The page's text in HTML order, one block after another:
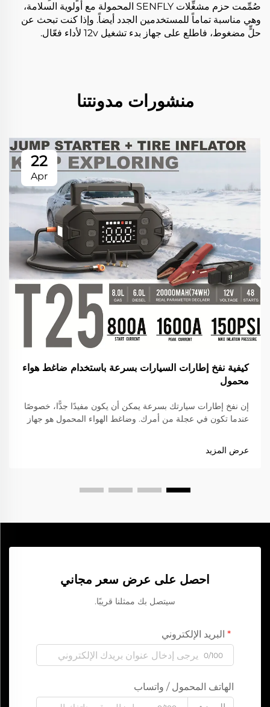
صُمِّمت حزم مشغِّلات SENFLY المحمولة مع أولوية السلامة،
وهي مناسبة تماماً للمستخدمين الجدد أيضاً. وإذا كنت تبحث عن
حلٍّ مضغوط، فاطلع على جهاز بدء تشغيل 12v لأداء فعّال.
منشورات مدونتنا
22
Apr
كيفية نفخ إطارات السيارات بسرعة باستخدام ضاغط هواء
محمول
إن نفخ إطارات سيارتك بسرعة يمكن أن يكون مفيدًا جدًّا، خصوصًا
عندما تكون في عجلة من أمرك. وضاغط الهواء المحمول هو جهاز
الوقت والجهد. وفي هذا المقال، نتناول كيفية اختيار أفضل أصغر...
عرض المزيد
احصل على عرض سعر مجاني
سيتصل بك ممثلنا قريبًا.
البريد الإلكتروني
0/100
الهاتف المحمول / واتساب